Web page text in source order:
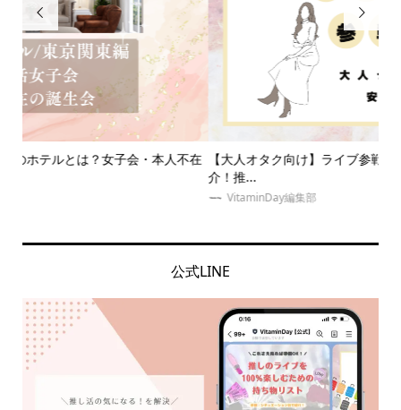

【大人オタク向け】ライブ参戦服におすすめのブランドを紹

公式LINE